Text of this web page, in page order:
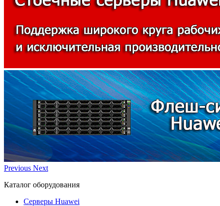
Previous Next
Каталог оборудования
Серверы Huawei